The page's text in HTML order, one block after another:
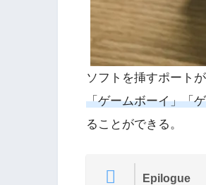
ソフトを挿すポート
「ゲームボーイ」「
ることができる。
Epilogue